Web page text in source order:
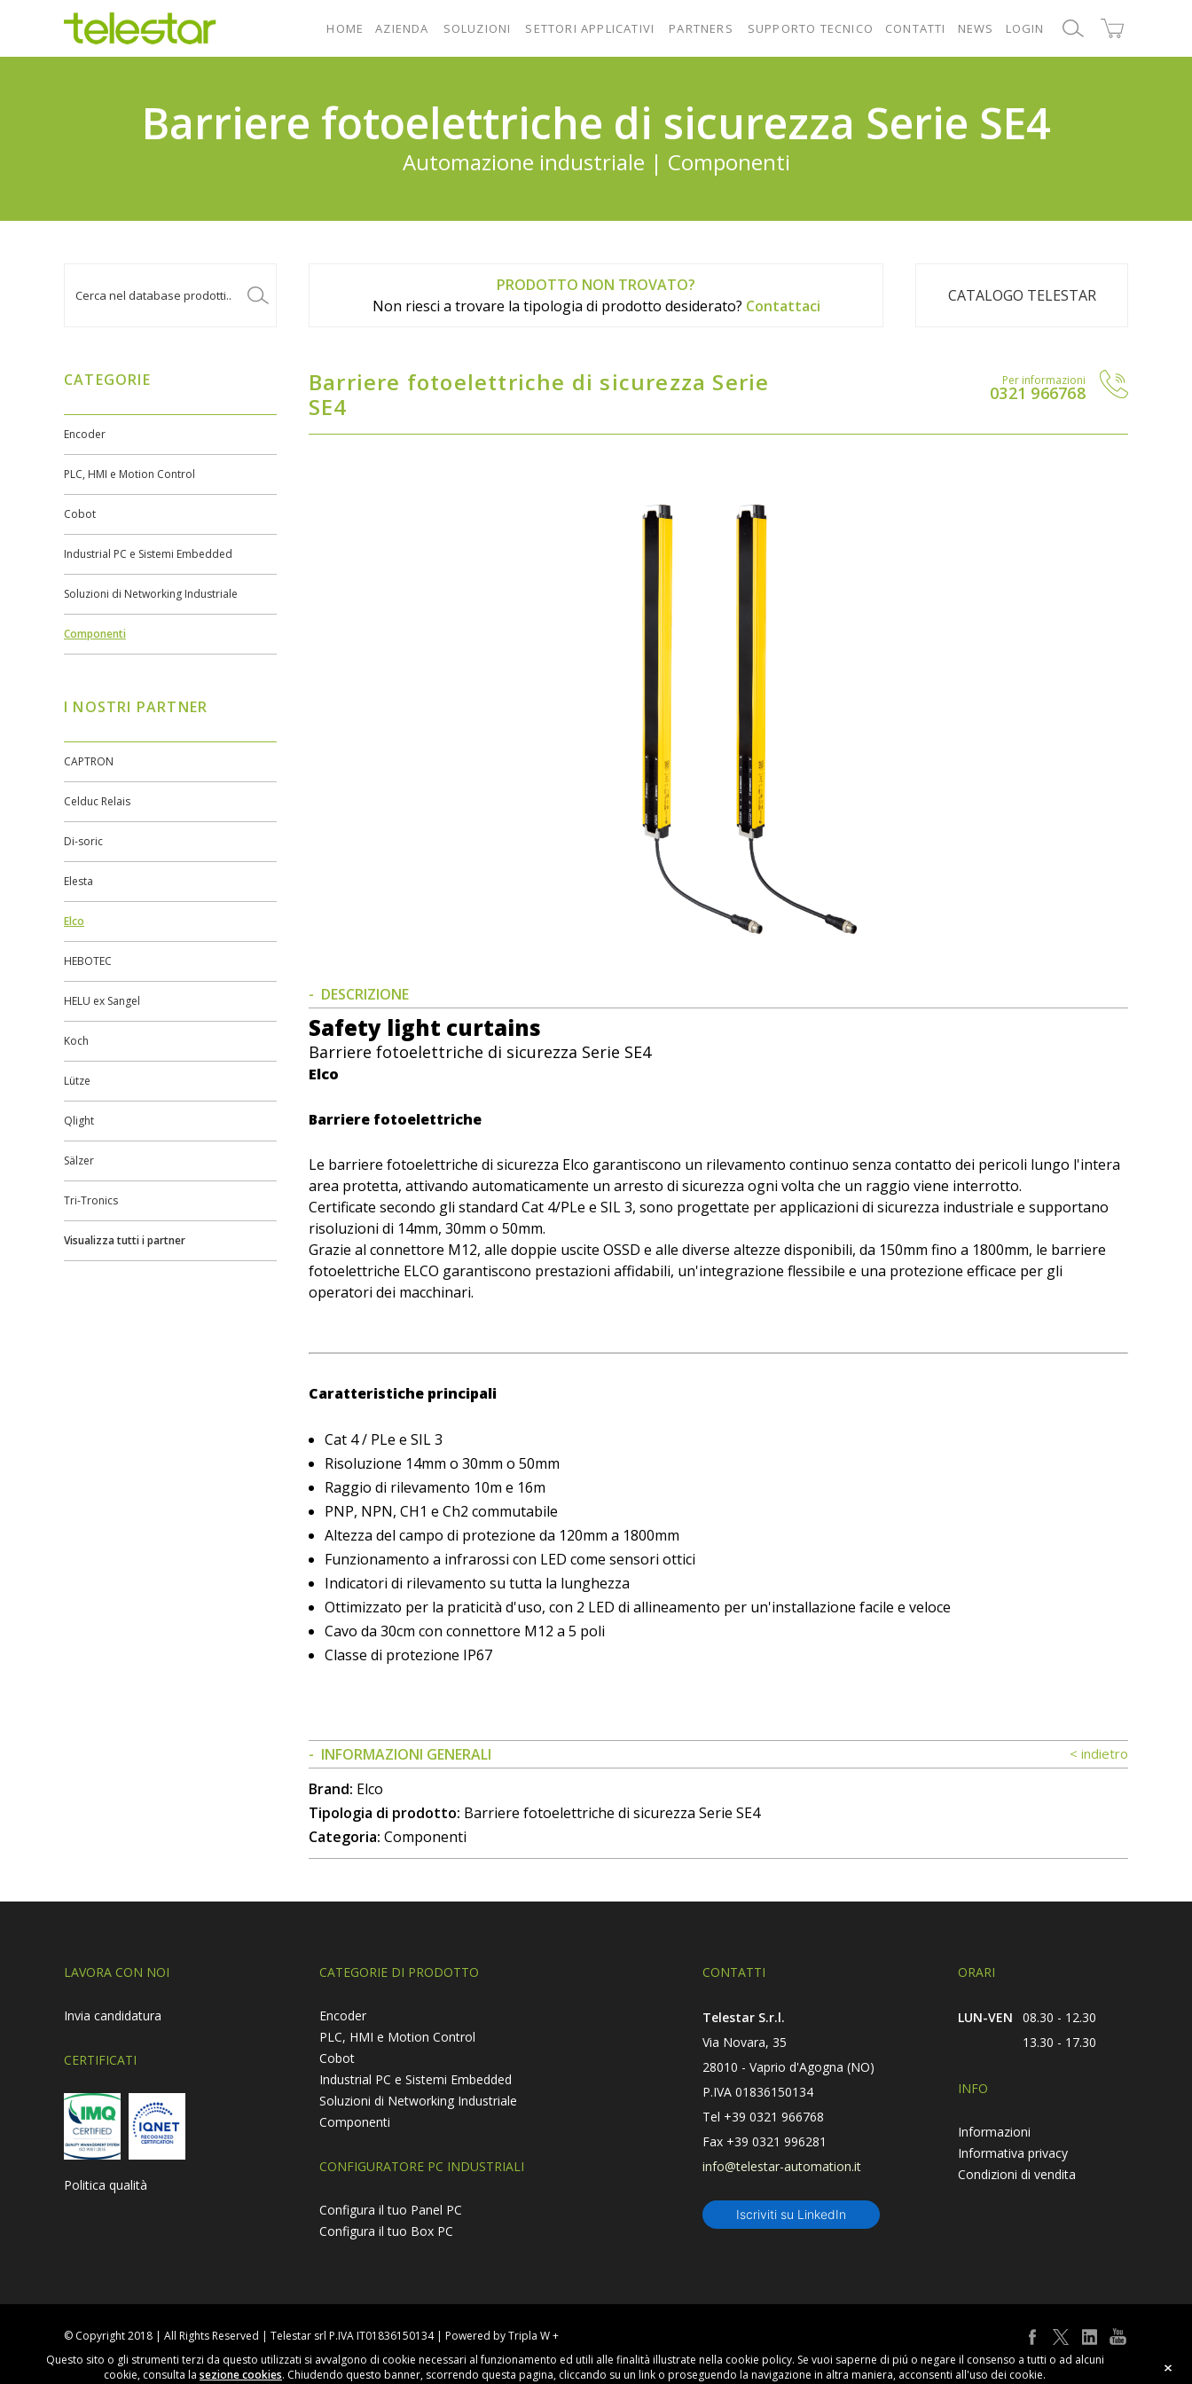
HOME AZIENDA SOLUZIONI SETTORI APPLICATIVI PARTNERS SUPPORTO TECNICO CONTATTI NEWS LOGIN
Barriere fotoelettriche di sicurezza Serie SE4
Automazione industriale | Componenti
PRODOTTO NON TROVATO?
Non riesci a trovare la tipologia di prodotto desiderato? Contattaci
CATALOGO TELESTAR
CATEGORIE
Encoder
PLC, HMI e Motion Control
Cobot
Industrial PC e Sistemi Embedded
Soluzioni di Networking Industriale
Componenti
I NOSTRI PARTNER
CAPTRON
Celduc Relais
Di-soric
Elesta
Elco
HEBOTEC
HELU ex Sangel
Koch
Lütze
Qlight
Sälzer
Tri-Tronics
Visualizza tutti i partner
Barriere fotoelettriche di sicurezza Serie
SE4
Per informazioni
0321 966768
DESCRIZIONE
Safety light curtains
Barriere fotoelettriche di sicurezza Serie SE4
Elco
Barriere fotoelettriche
Le barriere fotoelettriche di sicurezza Elco garantiscono un rilevamento continuo senza contatto dei pericoli lungo l'intera
area protetta, attivando automaticamente un arresto di sicurezza ogni volta che un raggio viene interrotto.
Certificate secondo gli standard Cat 4/PLe e SIL 3, sono progettate per applicazioni di sicurezza industriale e supportano
risoluzioni di 14mm, 30mm o 50mm.
Grazie al connettore M12, alle doppie uscite OSSD e alle diverse altezze disponibili, da 150mm fino a 1800mm, le barriere
fotoelettriche ELCO garantiscono prestazioni affidabili, un'integrazione flessibile e una protezione efficace per gli
operatori dei macchinari.
Caratteristiche principali
Cat 4 / PLe e SIL 3
Risoluzione 14mm o 30mm o 50mm
Raggio di rilevamento 10m e 16m
PNP, NPN, CH1 e Ch2 commutabile
Altezza del campo di protezione da 120mm a 1800mm
Funzionamento a infrarossi con LED come sensori ottici
Indicatori di rilevamento su tutta la lunghezza
Ottimizzato per la praticità d'uso, con 2 LED di allineamento per un'installazione facile e veloce
Cavo da 30cm con connettore M12 a 5 poli
Classe di protezione IP67
INFORMAZIONI GENERALI < indietro
Brand: Elco
Tipologia di prodotto: Barriere fotoelettriche di sicurezza Serie SE4
Categoria: Componenti
LAVORA CON NOI
Invia candidatura
CERTIFICATI
Politica qualità
CATEGORIE DI PRODOTTO
Encoder
PLC, HMI e Motion Control
Cobot
Industrial PC e Sistemi Embedded
Soluzioni di Networking Industriale
Componenti
CONFIGURATORE PC INDUSTRIALI
Configura il tuo Panel PC
Configura il tuo Box PC
CONTATTI
Telestar S.r.l.
Via Novara, 35
28010 - Vaprio d'Agogna (NO)
P.IVA 01836150134
Tel +39 0321 966768
Fax +39 0321 996281
info@telestar-automation.it
Iscriviti su LinkedIn
ORARI
LUN-VEN
08.30 - 12.30
13.30 - 17.30
INFO
Informazioni
Informativa privacy
Condizioni di vendita
© Copyright 2018 | All Rights Reserved | Telestar srl P.IVA IT01836150134 | Powered by Tripla W +
Telestar
Questo sito o gli strumenti terzi da questo utilizzati si avvalgono di cookie necessari al funzionamento ed utili alle finalità illustrate nella cookie policy. Se vuoi saperne di piú o negare il consenso a tutti o ad alcuni
cookie, consulta la sezione cookies. Chiudendo questo banner, scorrendo questa pagina, cliccando su un link o proseguendo la navigazione in altra maniera, acconsenti all'uso dei cookie.